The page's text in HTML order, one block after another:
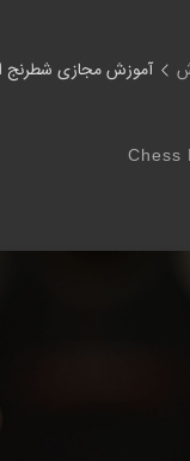
آموزش مجازی شطرنج
Chess